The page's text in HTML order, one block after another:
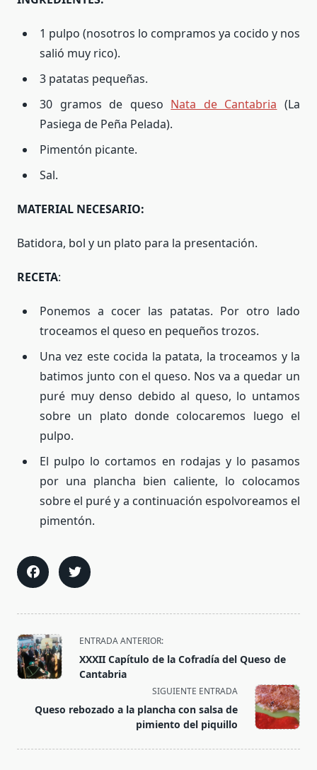
1 pulpo (nosotros lo compramos ya cocido y nos
salió muy rico).
3 patatas pequeñas.
30 gramos de queso Nata de Cantabria (La
Pasiega de Peña Pelada).
Pimentón picante.
Sal.
MATERIAL NECESARIO:
Batidora, bol y un plato para la presentación.
RECETA:
Ponemos a cocer las patatas. Por otro lado
troceamos el queso en pequeños trozos.
Una vez este cocida la patata, la troceamos y la
batimos junto con el queso. Nos va a quedar un
puré muy denso debido al queso, lo untamos
sobre un plato donde colocaremos luego el
pulpo.
El pulpo lo cortamos en rodajas y lo pasamos
por una plancha bien caliente, lo colocamos
sobre el puré y a continuación espolvoreamos el
pimentón.
<span
class="nav-
subtitle
reader-
ENTRADA ANTERIOR:
XXXII Capítulo de la Cofradía del Queso de
Cantabria
SIGUIENTE ENTRADA
Queso rebozado a la plancha con salsa de
pimiento del piquillo